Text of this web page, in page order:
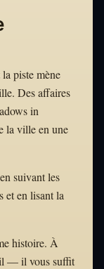
piste mène
Des affaires
in
la ville en une
suivant les
et en lisant la
histoire. À
— il vous suffit